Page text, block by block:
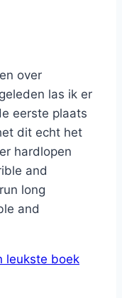
over
las ik er
eerste plaats
dit echt het
hardlopen
and
long
and
leukste boek